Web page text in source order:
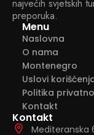
najvećih svjetskih
preporuka.
Menu
Naslovna
O nama
Montenegro
Uslovi
Politika
Kontakt
Kontakt
Mediteranska